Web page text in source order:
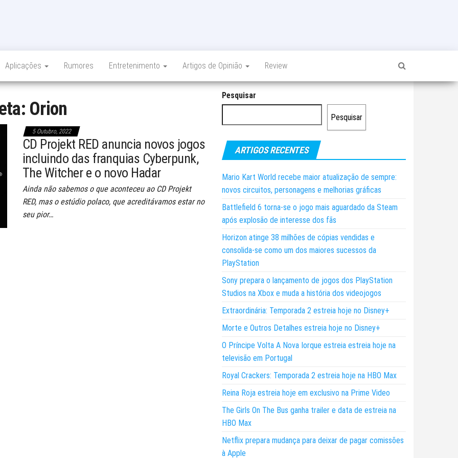
Aplicações Rumores Entretenimento Artigos de Opinião Review
Orion
5 Outubro, 2022
CD Projekt RED anuncia novos jogos
incluindo das franquias Cyberpunk,
The Witcher e o novo Hadar
Ainda não sabemos o que aconteceu ao CD Projekt
RED, mas o estúdio polaco, que acreditávamos estar no
seu pior…
Pesquisar
Pesquisar
ARTIGOS RECENTES
Mario Kart World recebe maior atualização de sempre:
novos circuitos, personagens e melhorias gráficas
Battlefield 6 torna-se o jogo mais aguardado da Steam
após explosão de interesse dos fãs
Horizon atinge 38 milhões de cópias vendidas e
consolida-se como um dos maiores sucessos da
PlayStation
Sony prepara o lançamento de jogos dos PlayStation
Studios na Xbox e muda a história dos videojogos
Extraordinária: Temporada 2 estreia hoje no Disney+
Morte e Outros Detalhes estreia hoje no Disney+
O Príncipe Volta A Nova Iorque estreia estreia hoje na
televisão em Portugal
Royal Crackers: Temporada 2 estreia hoje na HBO Max
Reina Roja estreia hoje em exclusivo na Prime Video
The Girls On The Bus ganha trailer e data de estreia na
HBO Max
Netflix prepara mudança para deixar de pagar comissões
à Apple